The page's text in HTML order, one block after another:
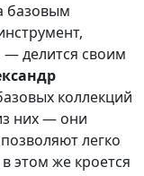
базовым
делится своим
коллекций
них — они
легко
этом же кроется